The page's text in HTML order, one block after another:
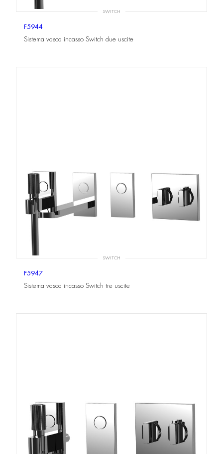
SWITCH
F5944
Sistema vasca incasso Switch due uscite
SWITCH
F5947
Sistema vasca incasso Switch tre uscite